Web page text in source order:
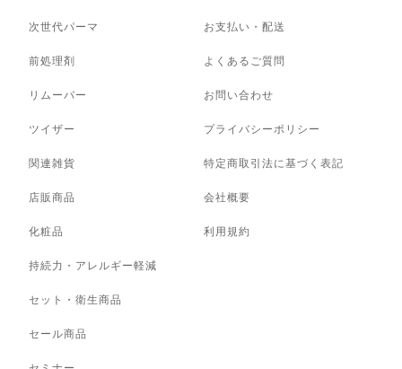
次世代パーマ
前処理剤
リムーバー
ツイザー
関連雑貨
店販商品
化粧品
持続力・アレルギー軽減
セット・衛生商品
セール商品
お支払い・配送
よくあるご質問
お問い合わせ
プライバシーポリシー
特定商取引法に基づく表記
会社概要
利用規約